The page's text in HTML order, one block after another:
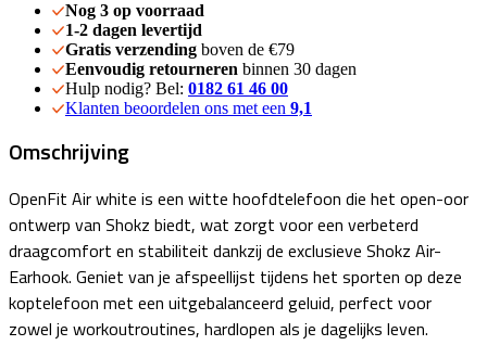
Nog 3 op voorraad
1-2 dagen levertijd
Gratis verzending boven de €79
Eenvoudig retourneren binnen 30 dagen
Hulp nodig? Bel: 0182 61 46 00
Klanten beoordelen ons met een 9,1
Omschrijving
OpenFit Air white is een witte hoofdtelefoon die het open-oor
ontwerp van Shokz biedt, wat zorgt voor een verbeterd
draagcomfort en stabiliteit dankzij de exclusieve Shokz Air-
Earhook. Geniet van je afspeellijst tijdens het sporten op deze
koptelefoon met een uitgebalanceerd geluid, perfect voor
zowel je workoutroutines, hardlopen als je dagelijks leven.